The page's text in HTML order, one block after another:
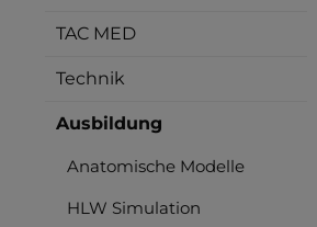
TAC MED
Technik
Ausbildung
Anatomische Modelle
HLW Simulation